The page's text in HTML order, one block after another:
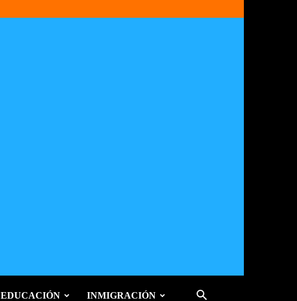
EDUCACIÓN INMIGRACIÓN